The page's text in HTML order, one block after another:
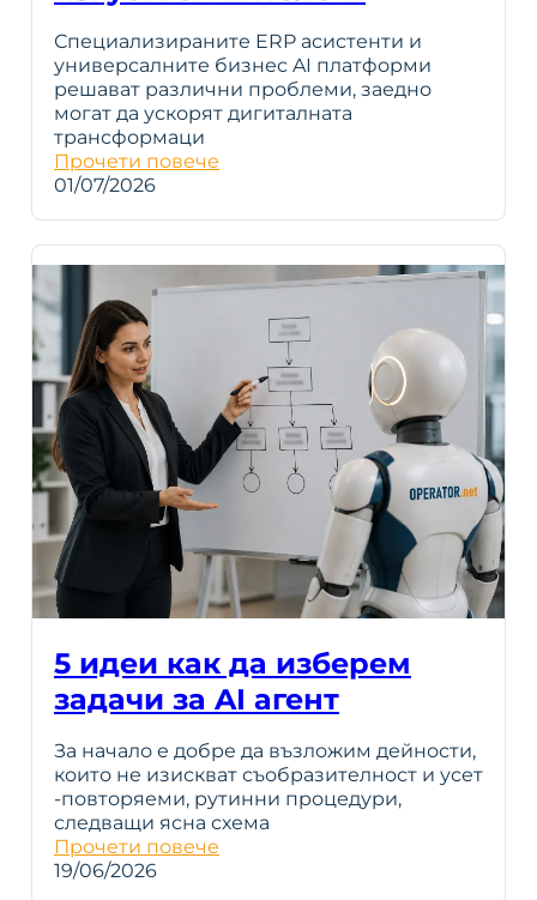
Специализираните ERP асистенти и
универсалните бизнес AI платформи
решават различни проблеми, заедно
могат да ускорят дигиталната
трансформаци
Прочети повече
01/07/2026
5 идеи как да изберем
задачи за AI агент
За начало е добре да възложим дейности,
които не изискват съобразителност и усет
-повторяеми, рутинни процедури,
следващи ясна схема
Прочети повече
19/06/2026